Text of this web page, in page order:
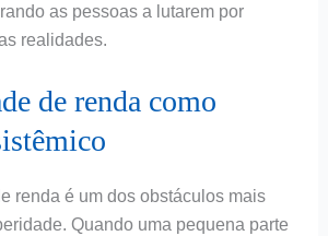
as pessoas a lutarem por
realidades.
de renda como
renda é um dos obstáculos mais
Quando uma pequena parte